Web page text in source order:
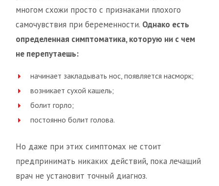
многом схожи просто с признаками плохого
самочувствия при беременности. Однако есть
определенная симптоматика, которую ни с чем
не перепутаешь:
начинает закладывать нос, появляется насморк;
возникает сухой кашель;
болит горло;
постоянно болит голова.
Но даже при этих симптомах не стоит
предпринимать никаких действий, пока лечащий
врач не установит точный диагноз.